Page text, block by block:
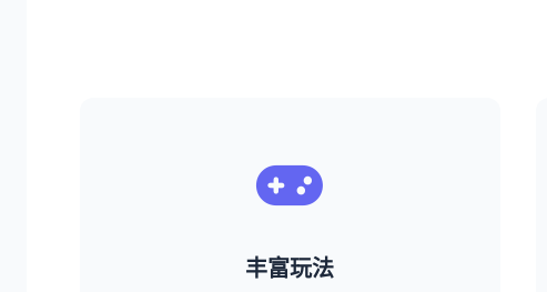
丰富玩法